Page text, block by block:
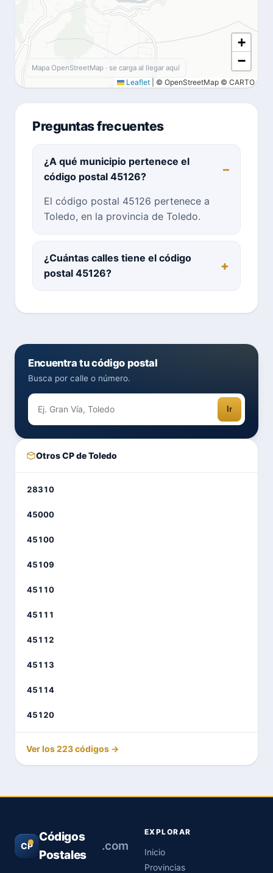
+
−
Leaflet © OpenStreetMap © CARTO
Mapa OpenStreetMap · se carga al llegar aquí
Preguntas frecuentes
¿A qué municipio pertenece el
código postal 45126?
El código postal 45126 pertenece a
Toledo, en la provincia de Toledo.
¿Cuántas calles tiene el código
postal 45126?
Encuentra tu código postal
Busca por calle o número.
Ir
Otros CP de Toledo
28310
45000
45100
45109
45110
45111
45112
45113
45114
45120
Ver los 223 códigos →
CP
Códigos
Postales
.com
EXPLORAR
Inicio
Provincias